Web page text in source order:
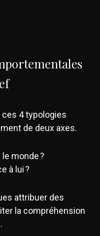
ces 4 typologies
de deux axes.
monde ?
à lui ?
attribuer des
la compréhension